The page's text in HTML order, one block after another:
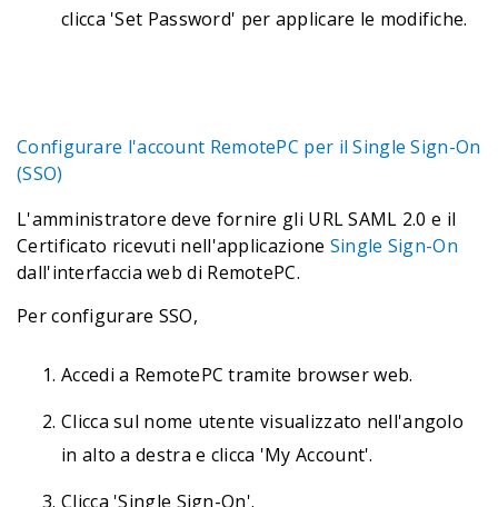
clicca 'Set Password' per applicare le modifiche.
Configurare l'account RemotePC per il Single Sign-On
(SSO)
L'amministratore deve fornire gli URL SAML 2.0 e il
Certificato ricevuti nell'applicazione Single Sign-On
dall'interfaccia web di RemotePC.
Per configurare SSO,
Accedi a RemotePC tramite browser web.
Clicca sul nome utente visualizzato nell'angolo
in alto a destra e clicca 'My Account'.
Clicca 'Single Sign-On'.